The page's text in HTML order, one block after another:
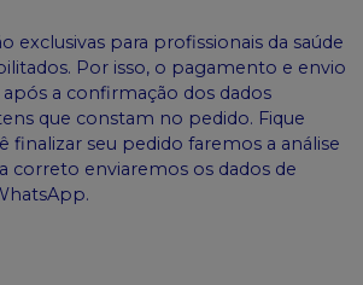
exclusivas para profissionais da saúde
Por isso, o pagamento e envio
após a confirmação dos dados
que constam no pedido. Fique
finalizar seu pedido faremos a análise
correto enviaremos os dados de